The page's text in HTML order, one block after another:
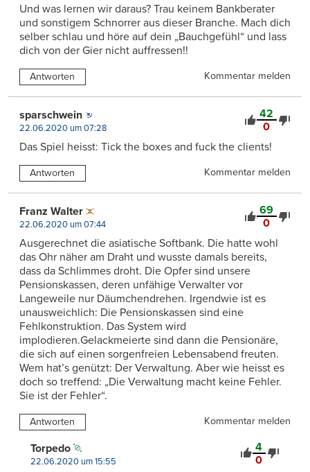
Und was lernen wir daraus? Trau keinem Bankberater
und sonstigem Schnorrer aus dieser Branche. Mach dich
selber schlau und höre auf dein „Bauchgefühl“ und lass
dich von der Gier nicht auffressen!!
Antworten Kommentar melden
42
0
sparschwein
22.06.2020 um 07:28
Das Spiel heisst: Tick the boxes and fuck the clients!
Antworten Kommentar melden
69
0
Franz Walter
22.06.2020 um 07:44
Ausgerechnet die asiatische Softbank. Die hatte wohl
das Ohr näher am Draht und wusste damals bereits,
dass da Schlimmes droht. Die Opfer sind unsere
Pensionskassen, deren unfähige Verwalter vor
Langeweile nur Däumchendrehen. Irgendwie ist es
unausweichlich: Die Pensionskassen sind eine
Fehlkonstruktion. Das System wird
implodieren.Gelackmeierte sind dann die Pensionäre,
die sich auf einen sorgenfreien Lebensabend freuten.
Wem hat’s genützt: Der Verwaltung. Aber wie heisst es
doch so treffend: „Die Verwaltung macht keine Fehler.
Sie ist der Fehler“.
Antworten Kommentar melden
4
0
Torpedo
22.06.2020 um 15:55